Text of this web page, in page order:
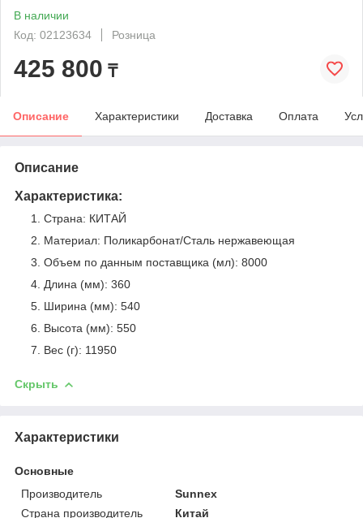
В наличии
Код: 02123634
Розница
425 800 ₸
Описание Характеристики Доставка Оплата
Описание
Характеристика:
Страна: КИТАЙ
Материал: Поликарбонат/Сталь нержавеющая
Объем по данным поставщика (мл): 8000
Длина (мм): 360
Ширина (мм): 540
Высота (мм): 550
Вес (г): 11950
Скрыть
Характеристики
Основные
Производитель
Sunnex
Страна производитель
Китай